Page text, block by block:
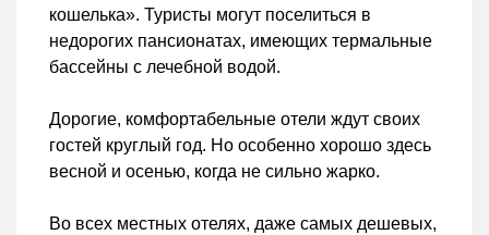
кошелька». Туристы могут поселиться в
недорогих пансионатах, имеющих термальные
бассейны с лечебной водой.
Дорогие, комфортабельные отели ждут своих
гостей круглый год. Но особенно хорошо здесь
весной и осенью, когда не сильно жарко.
Во всех местных отелях, даже самых дешевых,